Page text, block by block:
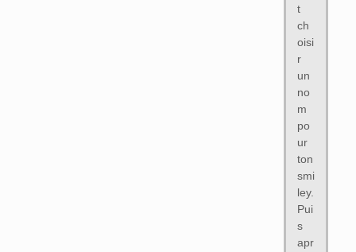
t
ch
oisi
r
un
no
m
po
ur
ton
smi
ley.
Pui
s
apr